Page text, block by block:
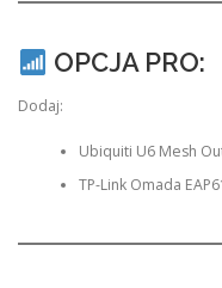
OPCJA PRO:
Dodaj:
Ubiquiti U6 Mesh
TP-Link Omada